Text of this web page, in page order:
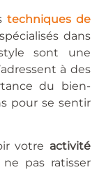
techniques de
dans
sont une
à des
du bien-
pour se sentir
votre activité
pas ratisser